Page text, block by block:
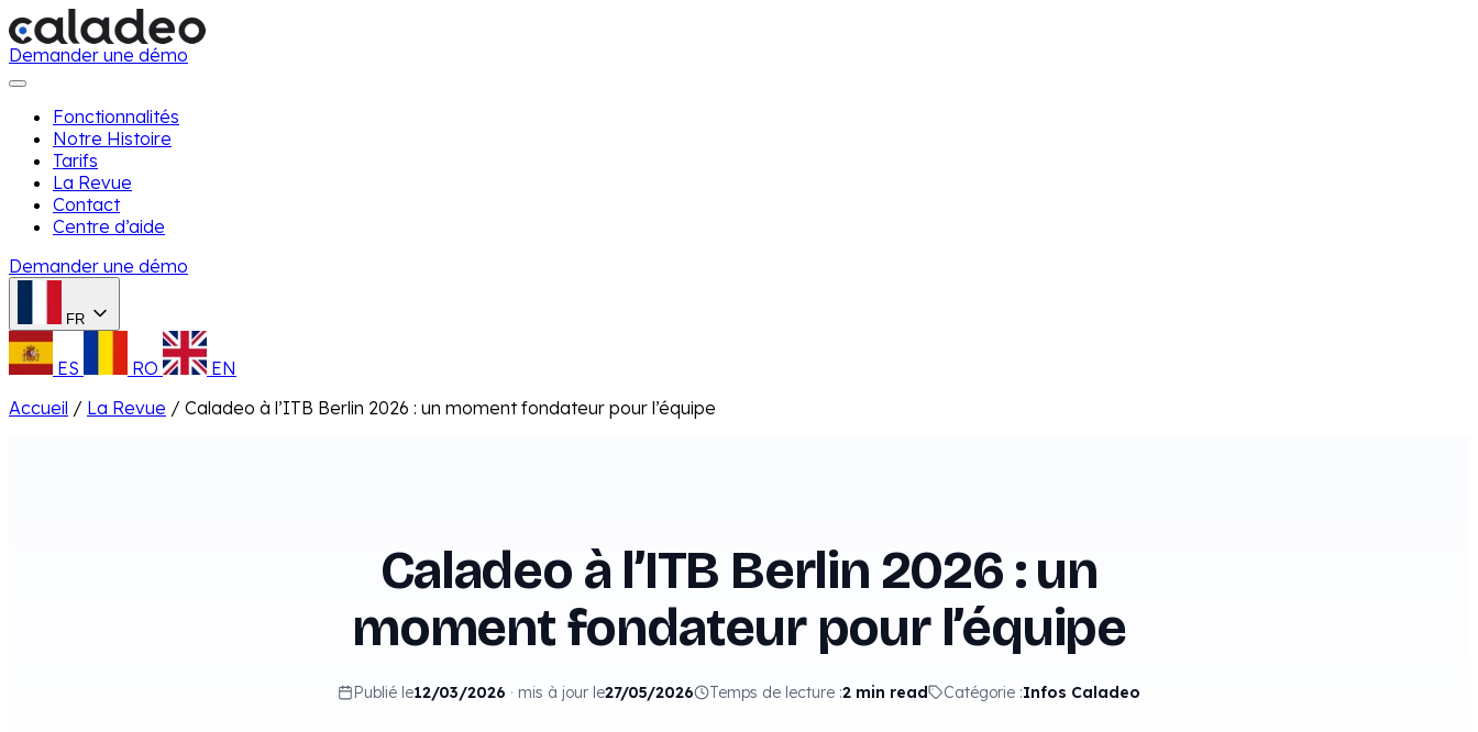
Demander une démo
Fonctionnalités
Notre Histoire
Tarifs
La Revue
Contact
Centre d’aide
Demander une démo
FR
ES RO
EN
Accueil / La Revue / Caladeo à l’ITB Berlin 2026 : un moment fondateur pour l’équipe
Caladeo à l’ITB Berlin 2026 : un
moment fondateur pour l’équipe
Publié le12/03/2026 · mis à jour le27/05/2026 Temps de lecture :2 min read Catégorie :Infos Caladeo